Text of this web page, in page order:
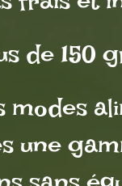
de 150
modes
une